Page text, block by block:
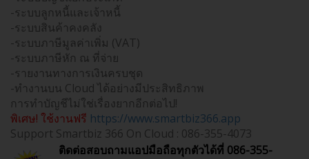
-ระบบลูกหนี้และเจ้าหนี้
-ระบบสินค้าคงคลัง
-ระบบภาษีมูลค่าเพิ่ม (VAT)
-ระบบภาษีหัก ณ ที่จ่าย
-รายงานทางการเงินครบชุด
-ทำงานบน Cloud ได้อย่างมีประสิทธิภาพ
การทำบัญชีไม่ใช่เรื่องยากอีกต่อไป!
พิเศษ! ใช้งานฟรี https://www.smartbiz366.app
Support Smartbiz 366 On Cloud : 086-355-4073
ติดต่อสอบถามแอปมือถือทุกตัวได้ที่ 086-355-